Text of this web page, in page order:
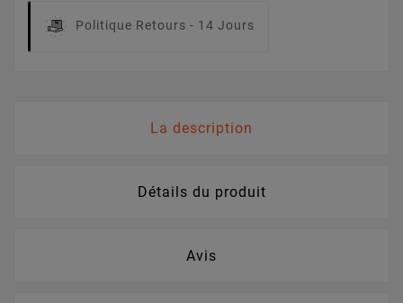
Politique Retours - 14 Jours
La description
Détails du produit
Avis